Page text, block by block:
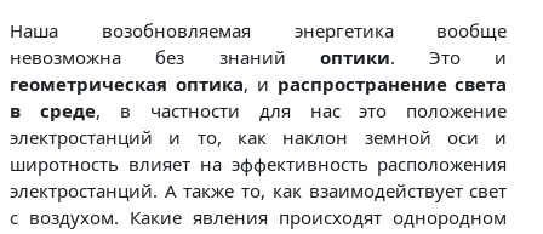
Наша возобновляемая энергетика вообще
невозможна без знаний оптики. Это и
геометрическая оптика, и распространение света
в среде, в частности для нас это положение
электростанций и то, как наклон земной оси и
широтность влияет на эффективность расположения
электростанций. А также то, как взаимодействует свет
с воздухом. Какие явления происходят однородном